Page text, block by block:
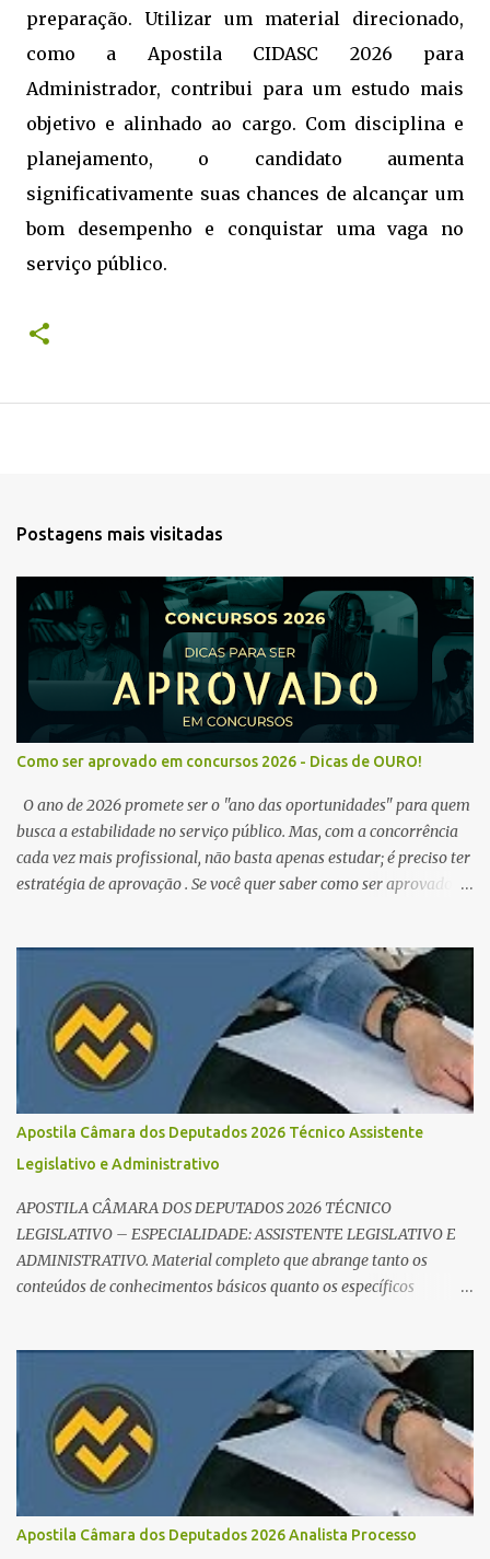
preparação. Utilizar um material direcionado,
como a Apostila CIDASC 2026 para
Administrador, contribui para um estudo mais
objetivo e alinhado ao cargo. Com disciplina e
planejamento, o candidato aumenta
significativamente suas chances de alcançar um
bom desempenho e conquistar uma vaga no
serviço público.
Postagens mais visitadas
Como ser aprovado em concursos 2026 - Dicas de OURO!
O ano de 2026 promete ser o "ano das oportunidades" para quem
busca a estabilidade no serviço público. Mas, com a concorrência
cada vez mais profissional, não basta apenas estudar; é preciso ter
estratégia de aprovação . Se você quer saber como ser aprovado
Edital Verticalizado Não comece a estudar sem ler o edital. A dica
de ouro é criar um edital verticalizado . Liste todos os tópicos e
marque seu progresso (Teoria / Resumo / Questões). Isso evita que
você perca tempo com conteúdos irrelevantes e garante que você
bata todo o conteúdo programático. Palavras-chave para o seu
sucesso: Cronograma de estudos dinâmico; Técnica Pomodoro
para foco total; Foco em disciplinas básicas (Português, RLM e
Direito Administrativo). 🔄 2. Revisão Espaç...
Apostila Câmara dos Deputados 2026 Técnico Assistente
Legislativo e Administrativo
APOSTILA CÂMARA DOS DEPUTADOS 2026 TÉCNICO
LEGISLATIVO – ESPECIALIDADE: ASSISTENTE LEGISLATIVO E
ADMINISTRATIVO. Material completo que abrange tanto os
conteúdos de conhecimentos básicos quanto os específicos
realidade, e o cargo de Analista Legislativo (Processo Legislativo e
Gestão) se destaca como uma das melhores oportunidades do ano.
Com exigência de nível superior em qualquer área, o certame
oferece 35 vagas imediatas e salários que ultrapassam os R$ 30
mil . O que estudar para Processo Legislativo e Gestão? Para vencer
a concorrência da banca Cebraspe , o candidato precisa dominar o
conteúdo programático dividido em: Conhecimentos Básicos:
Português, Inglês, Raciocínio Lógico e Informática/Dados.
Apostila Câmara dos Deputados 2026 Analista Processo